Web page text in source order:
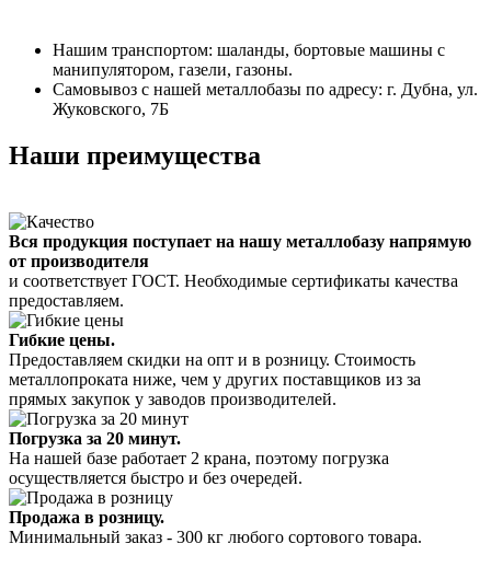
Нашим транспортом: шаланды, бортовые машины с
манипулятором, газели, газоны.
Самовывоз с нашей металлобазы по адресу: г. Дубна, ул.
Жуковского, 7Б
Наши преимущества
Вся продукция поступает на нашу металлобазу напрямую
от производителя
и соответствует ГОСТ. Необходимые сертификаты качества
предоставляем.
Гибкие цены.
Предоставляем скидки на опт и в розницу. Стоимость
металлопроката ниже, чем у других поставщиков из за
прямых закупок у заводов производителей.
Погрузка за 20 минут.
На нашей базе работает 2 крана, поэтому погрузка
осуществляется быстро и без очередей.
Продажа в розницу.
Минимальный заказ - 300 кг любого сортового товара.